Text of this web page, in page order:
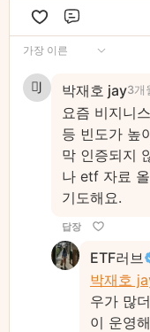
가장 이른
박재호 jay3개
요즘 비지니
등 빈도가 높
막 인증되지
나 etf 자료
기도해요.
답장
ETF러브
박재호
우가 많
이 운영